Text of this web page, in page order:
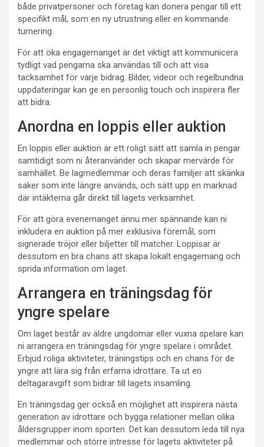
både privatpersoner och företag kan donera pengar till ett
specifikt mål, som en ny utrustning eller en kommande
turnering.
För att öka engagemanget är det viktigt att kommunicera
tydligt vad pengarna ska användas till och att visa
tacksamhet för varje bidrag. Bilder, videor och regelbundna
uppdateringar kan ge en personlig touch och inspirera fler
att bidra.
Anordna en loppis eller auktion
En loppis eller auktion är ett roligt sätt att samla in pengar
samtidigt som ni återanvänder och skapar mervärde för
samhället. Be lagmedlemmar och deras familjer att skänka
saker som inte längre används, och sätt upp en marknad
där intäkterna går direkt till lagets verksamhet.
För att göra evenemanget ännu mer spännande kan ni
inkludera en auktion på mer exklusiva föremål, som
signerade tröjor eller biljetter till matcher. Loppisar är
dessutom en bra chans att skapa lokalt engagemang och
sprida information om laget.
Arrangera en träningsdag för
yngre spelare
Om laget består av äldre ungdomar eller vuxna spelare kan
ni arrangera en träningsdag för yngre spelare i området.
Erbjud roliga aktiviteter, träningstips och en chans för de
yngre att lära sig från erfarna idrottare. Ta ut en
deltagaravgift som bidrar till lagets insamling.
En träningsdag ger också en möjlighet att inspirera nästa
generation av idrottare och bygga relationer mellan olika
åldersgrupper inom sporten. Det kan dessutom leda till nya
medlemmar och större intresse för lagets aktiviteter på